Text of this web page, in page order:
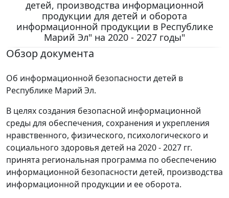
детей, производства информационной
продукции для детей и оборота
информационной продукции в Республике
Марий Эл" на 2020 - 2027 годы"
Обзор документа
Об информационной безопасности детей в
Республике Марий Эл.
В целях создания безопасной информационной
среды для обеспечения, сохранения и укрепления
нравственного, физического, психологического и
социального здоровья детей на 2020 - 2027 гг.
принята региональная программа по обеспечению
информационной безопасности детей, производства
информационной продукции и ее оборота.